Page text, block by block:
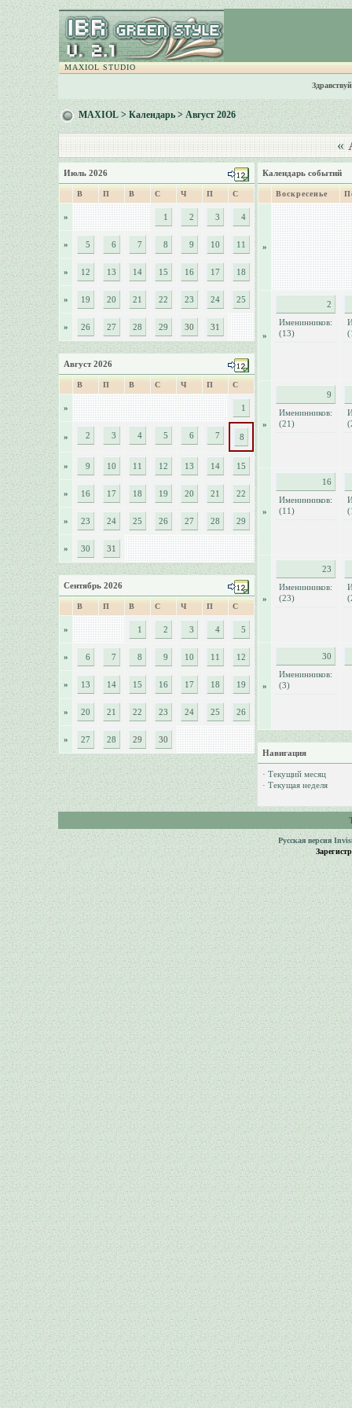
MAXIOL STUDIO
MAXIOL>Календарь> Август 2026
«
Июль 2026
В П В С Ч П С
» 1 2 3 4
» 5 6 7 8 9 10 11
» 12 13 14 15 16 17 18
» 19 20 21 22 23 24 25
» 26 27 28 29 30 31
Август 2026
В П В С Ч П С
» 1
» 2 3 4 5 6 7 8
» 9 10 11 12 13 14 15
» 16 17 18 19 20 21 22
» 23 24 25 26 27 28 29
» 30 31
Сентябрь 2026
В П В С Ч П С
» 1 2 3 4 5
» 6 7 8 9 10 11 12
» 13 14 15 16 17 18 19
» 20 21 22 23 24 25 26
» 27 28 29 30
Календарь событий
Воскресенье
»
»
2
Именинников:
(13)
»
9
Именинников:
(21)
»
16
Именинников:
(11)
»
23
Именинников:
(23)
»
30
Именинников:
(3)
Навигация
· Текущий месяц
· Текущая неделя
Русская версия